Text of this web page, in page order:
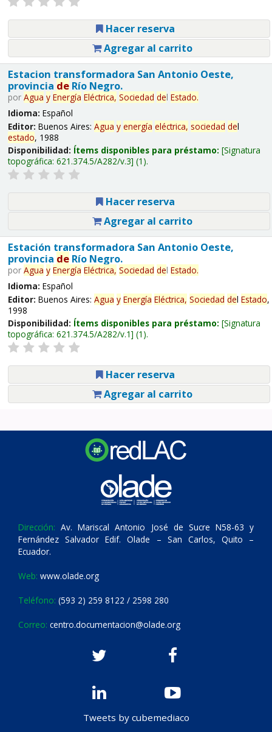
Hacer reserva
Agregar al carrito
Estacion transformadora San Antonio Oeste,
provincia deRío Negro.
por Agua y Energía Eléctrica, Sociedad del Estado.
Idioma: Español
Editor: Buenos Aires: Agua y energía eléctrica, sociedad del
estado, 1988
Disponibilidad: Ítems disponibles para préstamo: Signatura
topográfica: 621.374.5/A282/v.3 (1).
Hacer reserva
Agregar al carrito
Estación transformadora San Antonio Oeste,
provincia deRío Negro.
por Agua y Energía Eléctrica, Sociedad del Estado.
Idioma: Español
Editor: Buenos Aires: Agua y Energía Eléctrica, Sociedad del Estado,
1998
Disponibilidad: Ítems disponibles para préstamo: Signatura
topográfica: 621.374.5/A282/v.1 (1).
Hacer reserva
Agregar al carrito
Dirección: Av. Mariscal Antonio José de Sucre N58-63 y
Fernández Salvador Edif. Olade – San Carlos, Quito –
Ecuador.
Web: www.olade.org
Teléfono: (593 2) 259 8122 / 2598 280
Correo: centro.documentacion@olade.org
Tweets by cubemediaco